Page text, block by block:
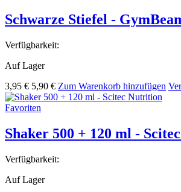
Schwarze Stiefel -
Verfügbarkeit:
Auf Lager
3,95 € 5,90 € Zum Warenkorb hinzufügen
Favoriten
Shaker 500 + 120 ml -
Verfügbarkeit:
Auf Lager